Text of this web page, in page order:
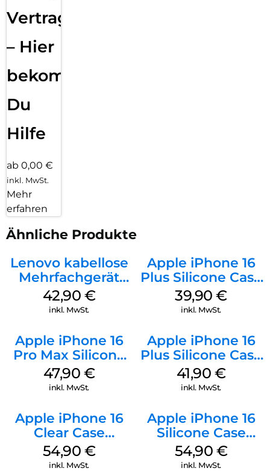
Vertragsabwicklung
– Hier
bekommst
Du
Hilfe
ab 0,00 €
inkl. MwSt.
Mehr
erfahren
Ähnliche Produkte
Lenovo kabellose
Mehrfachgerät
Luna Grey
42,90 €
inkl. MwSt.
Apple iPhone 16
Plus Silicone Case
MagSafe Plum
39,90€
inkl. MwSt.
Apple iPhone 16
Pro Max Silicone
Case MagSafe
Black
47,90 €
inkl. MwSt.
Apple iPhone 16
Plus Silicone Case
MagSafe Stone
Gray
41,90 €
inkl. MwSt.
Apple iPhone 16
Clear Case
MagSafe
Transparent
54,90 €
inkl. MwSt.
Apple iPhone 16
Silicone Case
MagSafe Lake
Green
54,90 €
inkl. MwSt.